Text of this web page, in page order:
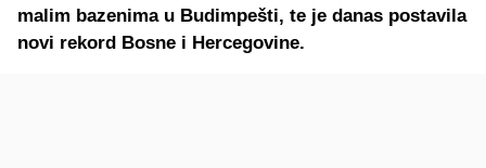
malim bazenima u Budimpešti, te je danas postavila
novi rekord Bosne i Hercegovine.